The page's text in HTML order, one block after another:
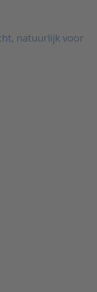
natuurlijk voor